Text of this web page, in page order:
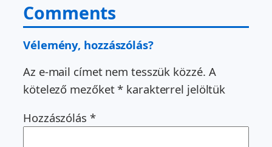
Comments
Vélemény, hozzászólás?
Az e-mail címet nem tesszük közzé. A
kötelező mezőket* karakterrel jelöltük
Hozzászólás *